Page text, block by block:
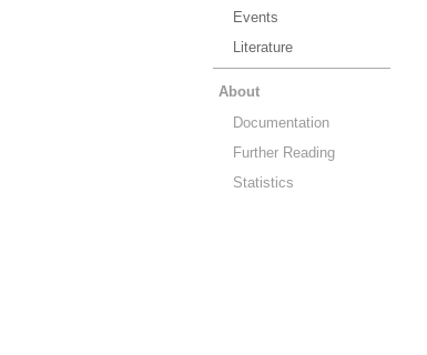
Events
Literature
About
Documentation
Further Reading
Statistics